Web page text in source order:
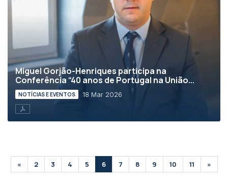
Miguel Gorjão-Henriques participa na
Conferência “40 anos de Portugal na União...
NOTÍCIAS E EVENTOS 18 Mar 2026
« 2 3 4 5 6 7 8 9 10 11 »